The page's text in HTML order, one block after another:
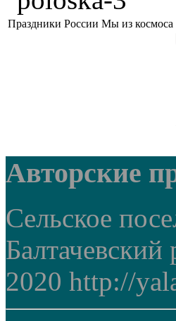
Праздники России Мы из космоса
Авторские
Сельское
2020 http://